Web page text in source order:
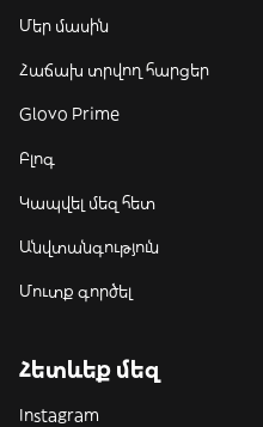
Մեր մասին
Հաճախ տրվող հարցեր
Glovo Prime
Բլոգ
Կապվել մեզ հետ
Անվտանգություն
Մուտք գործել
Հետևեք մեզ
Instagram